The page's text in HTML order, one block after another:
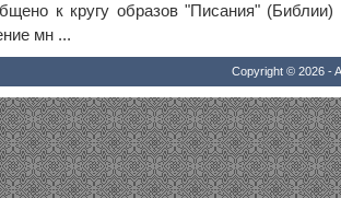
к кругу образов "Писания"
мн ...
Copyright © 2026 -